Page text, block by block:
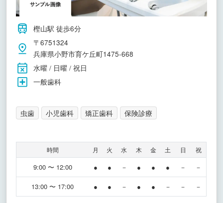
樫山駅 徒歩6分
〒6751324
兵庫県小野市育ケ丘町1475-668
水曜 / 日曜 / 祝日
一般歯科
虫歯 小児歯科 矯正歯科 保険診療
時間 月 火 水 木 金 土 日 祝
9:00 〜 12:00 ● ● － ● ● ● － －
13:00 〜 17:00 ● ● － ● ● － － －